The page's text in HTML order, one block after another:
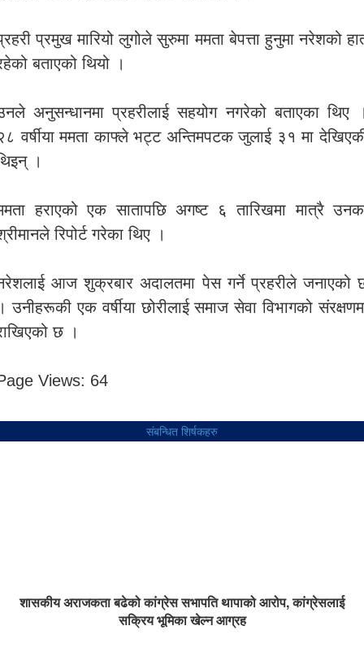
प्रमुख मारियो लुगोले सुरुमा ममता बेपत्ता हुनुमा नरेशको
बताएको थियो ।
अनुसन्धानमा प्रहरीलाई सहयोग नगरेको बताएका थिए
वर्षीया ममता काफ्ले भट्ट अन्तिमपटक जुलाई ३१ मा
।
हराएको एक सातापछि अगष्ट ६ तारिखमा मात्रै
रिपोर्ट गरेका थिए ।
आज शुक्रबार अदालतमा पेस गर्ने प्रहरीले जनाएको
उनीहरूकी एक वर्षीया छोरीलाई समाज सेवा विभागको
छ ।
Views: 64
संबन्धित शिर्षकहरु
शासकीय अराजकता बढेको कांग्रेस सभापति थापाको आरोप, कांग्रेसलाई
सक्रिय भूमिका खेल्न आग्रह